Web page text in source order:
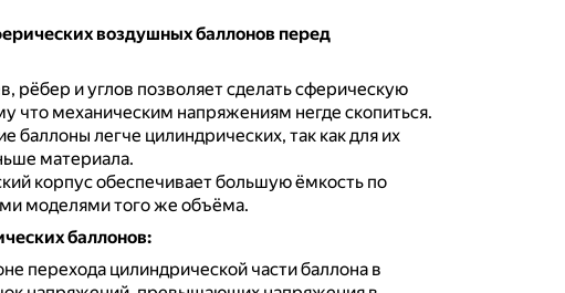
воздушных баллонов перед
рёбер и углов позволяет сделать сферическую
что механическим напряжениям негде скопиться.
баллоны легче цилиндрических, так как для их
материала.
корпус обеспечивает большую ёмкость по
моделями того же объёма.
баллонов:
перехода цилиндрической части баллона в